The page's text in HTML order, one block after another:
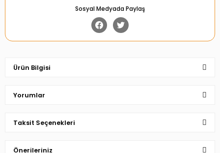
Sosyal Medyada Paylaş
Ürün Bilgisi
Yorumlar
Taksit Seçenekleri
Önerileriniz